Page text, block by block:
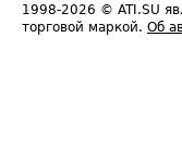
1998-2026 © ATI.SU
торговой маркой. Об